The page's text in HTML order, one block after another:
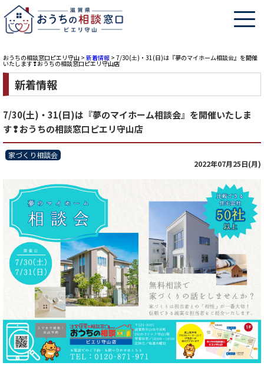
おうちの相談窓口ピエリ守山 > 新着情報 > 7/30(土)・31(日)は『夢のマイホーム相談会』を開催
いたします❢おうちの相談窓口ピエリ守山店
新着情報
7/30(土)・31(日)は『夢のマイホーム相談会』を開催いたしま
す❢おうちの相談窓口ピエリ守山店
家づくり相談会
2022年07月25日(月)